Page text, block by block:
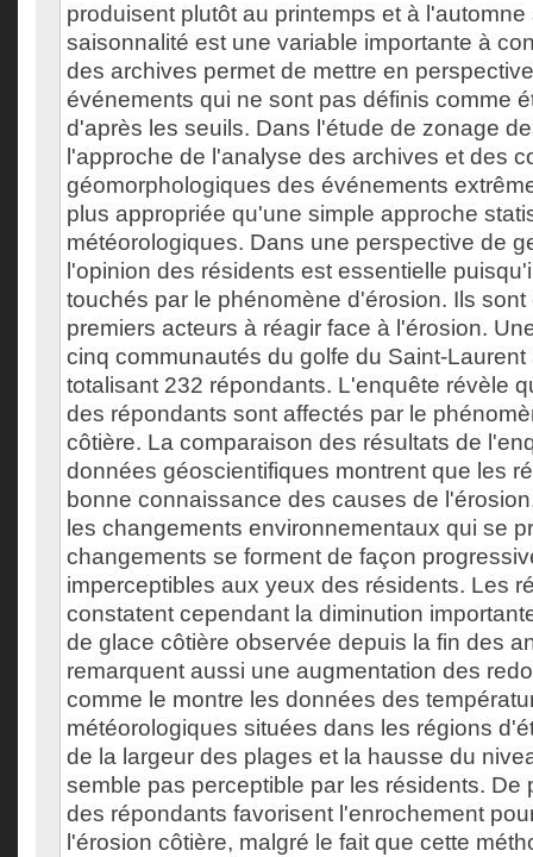
produisent plutôt au printemps et à
saisonnalité est une variable importante à
des archives permet de mettre en
événements qui ne sont pas définis comme
d'après les seuils. Dans l'étude de zonage
l'approche de l'analyse des archives et des
géomorphologiques des événements
plus appropriée qu'une simple approche
météorologiques. Dans une perspective de
l'opinion des résidents est essentielle
touchés par le phénomène d'érosion. Ils
premiers acteurs à réagir face à l'érosion.
cinq communautés du golfe du Saint-Laurent
totalisant 232 répondants. L'enquête révèle
des répondants sont affectés par le
côtière. La comparaison des résultats de
données géoscientifiques montrent que les
bonne connaissance des causes de
les changements environnementaux qui se
changements se forment de façon
imperceptibles aux yeux des résidents. Les
constatent cependant la diminution
de glace côtière observée depuis la fin des
remarquent aussi une augmentation des
comme le montre les données des
météorologiques situées dans les régions
de la largeur des plages et la hausse du
semble pas perceptible par les résidents. De
des répondants favorisent l'enrochement
l'érosion côtière, malgré le fait que cette